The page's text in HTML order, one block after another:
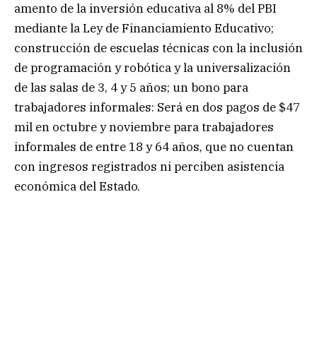
amento de la inversión educativa al 8% del PBI
mediante la Ley de Financiamiento Educativo;
construcción de escuelas técnicas con la inclusión
de programación y robótica y la universalización
de las salas de 3, 4 y 5 años; un bono para
trabajadores informales: Será en dos pagos de $47
mil en octubre y noviembre para trabajadores
informales de entre 18 y 64 años, que no cuentan
con ingresos registrados ni perciben asistencia
económica del Estado.